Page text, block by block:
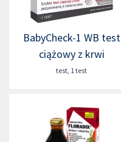
BabyCheck-1 WB test
ciążowy z krwi
test, 1 test